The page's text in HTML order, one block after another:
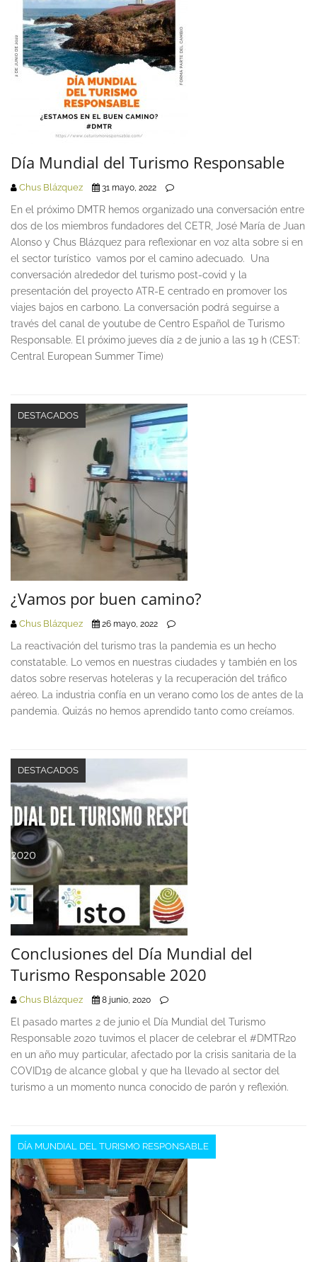
Día Mundial del Turismo Responsable
Chus Blázquez 31 mayo, 2022
En el próximo DMTR hemos organizado una conversación entre
dos de los miembros fundadores del CETR, José María de Juan
Alonso y Chus Blázquez para reflexionar en voz alta sobre si en
el sector turístico vamos por el camino adecuado. Una
conversación alrededor del turismo post-covid y la
presentación del proyecto ATR-E centrado en promover los
viajes bajos en carbono. La conversación podrá seguirse a
través del canal de youtube de Centro Español de Turismo
Responsable. El próximo jueves día 2 de junio a las 19 h (CEST:
Central European Summer Time)
DESTACADOS
¿Vamos por buen camino?
Chus Blázquez 26 mayo, 2022
La reactivación del turismo tras la pandemia es un hecho
constatable. Lo vemos en nuestras ciudades y también en los
datos sobre reservas hoteleras y la recuperación del tráfico
aéreo. La industria confía en un verano como los de antes de la
pandemia. Quizás no hemos aprendido tanto como creíamos.
DESTACADOS
Conclusiones del Día Mundial del
Turismo Responsable 2020
Chus Blázquez 8 junio, 2020
El pasado martes 2 de junio el Día Mundial del Turismo
Responsable 2020 tuvimos el placer de celebrar el #DMTR20
en un año muy particular, afectado por la crisis sanitaria de la
COVID19 de alcance global y que ha llevado al sector del
turismo a un momento nunca conocido de parón y reflexión.
DÍA MUNDIAL DEL TURISMO RESPONSABLE